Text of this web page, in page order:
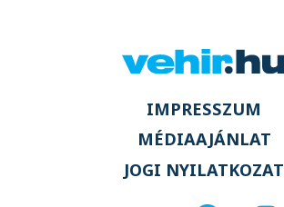
IMPRESSZUM
MÉDIAAJÁNLAT
JOGI NYILATKOZAT